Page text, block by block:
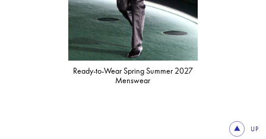
Ready-to-Wear Spring Summer 2027
Menswear
UP